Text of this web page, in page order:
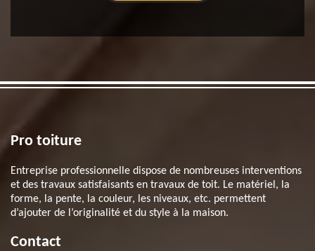
Pro toiture
Entreprise professionnelle dispose de nombreuses interventions
et des travaux satisfaisants en travaux de toit. Le matériel, la
forme, la pente, la couleur, les niveaux, etc. permettent
d’ajouter de l’originalité et du style à la maison.
Contact